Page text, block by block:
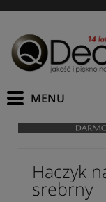
Haczyk
srebrny